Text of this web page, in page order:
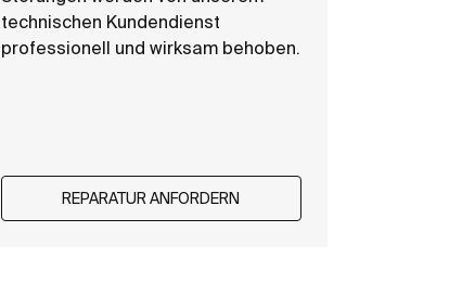
technischen Kundendienst
professionell und wirksam behoben.
REPARATUR ANFORDERN